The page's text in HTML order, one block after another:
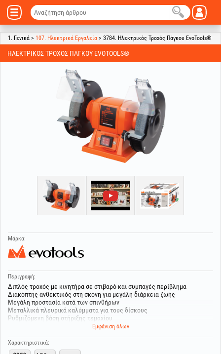
1. Γενικά > 107. Ηλεκτρικά Εργαλεία > 3784. Ηλεκτρικός Τροχός Πάγκου EvoTools®
ΗΛΕΚΤΡΙΚΌΣ ΤΡΟΧΌΣ ΠΆΓΚΟΥ EVOTOOLS®
Μάρκα:
Περιγραφή:
Διπλός τροχός με κινητήρα σε στιβαρό και συμπαγές περίβλημα
Διακόπτης ανθεκτικός στη σκόνη για μεγάλη διάρκεια ζωής
Μεγάλη προστασία κατά των σπινθήρων
Μεταλλικά πλευρικά καλύμματα για τους δίσκους
Ρυθμιζόμενη βάση στήριξης τεμαχίου
Μέγιστη διάμετρος δίσκου: 150 mm
674449 Λειαντικός τροχός (Γκρι) / D[mm]: 150; B[mm]: 12.7; G[#]: 36
674450 Λειαντικός τροχός (Γκρι) / D[mm]: 150; B[mm]: 12.7; G[#]: 60
Εμφάνιση όλων
Χαρακτηριστικά: